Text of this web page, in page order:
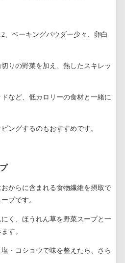
、ベーキングパウダー少々、卵白
りの野菜を加え、熱したスキレッ
など、低カロリーの食材と一緒に
ングするのもおすすめです。
からに含まれる食物繊維を摂取で
プです。
く、ほうれん草を野菜スープと一
す。
・コショウで味を整えたら、さら